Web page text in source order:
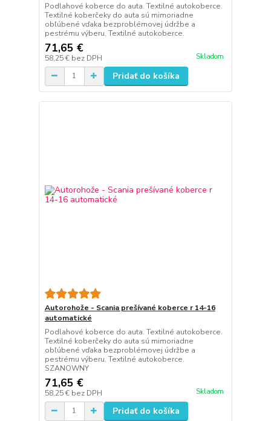
Podlahové koberce do auta. Textilné autokoberce.
Textilné koberčeky do auta sú mimoriadne
obľúbené vďaka bezproblémovej údržbe a
pestrému výberu. Textilné autokoberce.
71,65 €
58,25 € bez DPH Skladom
Pridať do košíka
Autorohože - Scania prešívané koberce r 14-16
automatické
Podlahové koberce do auta. Textilné autokoberce.
Textilné koberčeky do auta sú mimoriadne
obľúbené vďaka bezproblémovej údržbe a
pestrému výberu. Textilné autokoberce.
SZANOWNY
71,65 €
58,25 € bez DPH Skladom
Pridať do košíka